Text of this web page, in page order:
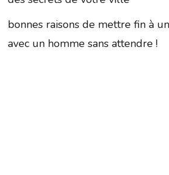
bonnes raisons de mettre fin à
avec un homme sans attendre !